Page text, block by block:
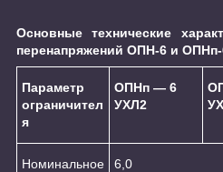
Основные технические
перенапряжений ОПН-6 и
Параметр
ограничител
я
ОПНп ― 6
УХЛ2
Номинальное
6,0